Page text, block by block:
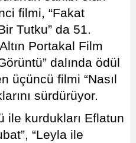
filmi, “Fakat
Tutku” da 51.
Portakal Film
dalında ödül
üçüncü filmi “Nasıl
sürdürüyor.
ile kurdukları Eflatun
“Leyla ile